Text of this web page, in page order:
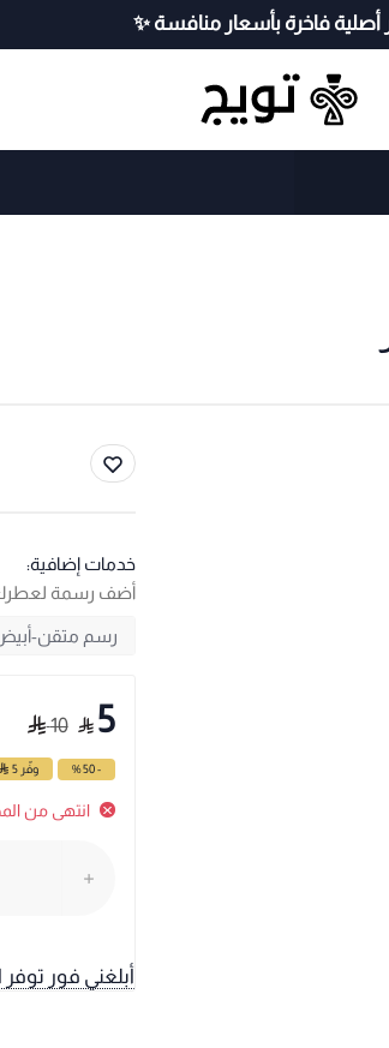
خدمات إضافية:
أضف رسمة
5
10
- 50 % وفّر 5
انتهى من
أبلغني فور توفر